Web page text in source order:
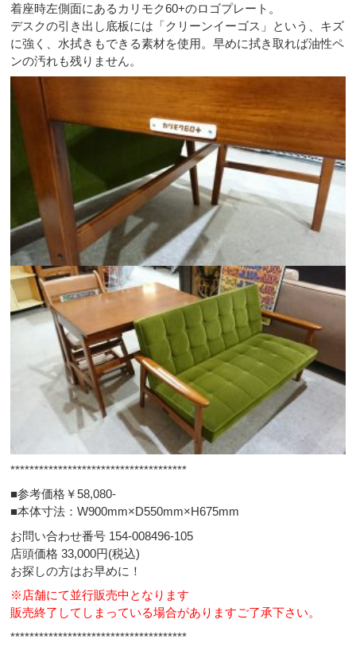
着座時左側面にあるカリモク60+のロゴプレート。
デスクの引き出し底板には「クリーンイーゴス」という、キズ
に強く、水拭きもできる素材を使用。早めに拭き取れば油性ペ
ンの汚れも残りません。
*************************************
■参考価格￥58,080-
■本体寸法：W900mm×D550mm×H675mm
お問い合わせ番号 154-008496-105
店頭価格 33,000円(税込)
お探しの方はお早めに！
※店舗にて並行販売中となります
販売終了してしまっている場合がありますご了承下さい。
*************************************